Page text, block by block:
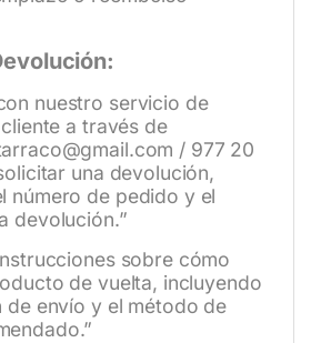
nuestro servicio de
a través de
/ 977 20
una devolución,
número de pedido y el
devolución.”
sobre cómo
de vuelta, incluyendo
de envío y el método de